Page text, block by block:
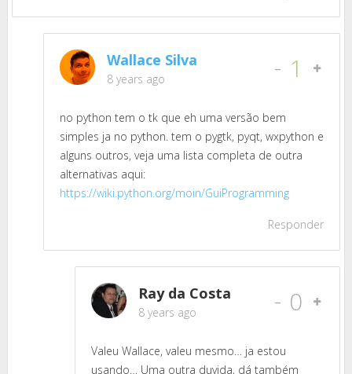
Wallace Silva
8 years ago - 1
no python tem o tk que eh uma versão bem
simples ja no python. tem o pygtk, pyqt, wxpython e
alguns outros, veja uma lista completa de outra
alternativas aqui:
https://wiki.python.org/moin/GuiProgramming
Responder
Ray da Costa
8 years ago - 0
Valeu Wallace, valeu mesmo… ja estou
usando… Uma outra duvida, dá também